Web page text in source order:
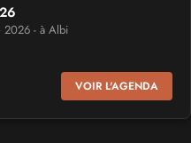
2026 - à Albi
jeu vidéo et des loisirs
VOIR L'AGENDA